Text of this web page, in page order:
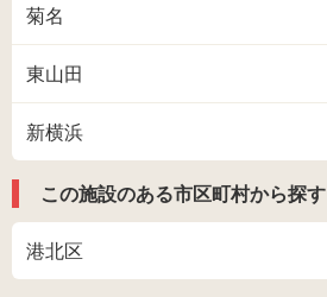
菊名
東山田
新横浜
この施設のある市区町村から探す
港北区